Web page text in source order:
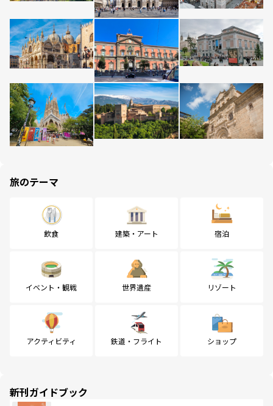
旅のテーマ
飲食 建築・アート 宿泊
イベント・観戦 世界遺産 リゾート
アクティビティ 鉄道・フライト ショップ
新刊ガイドブック